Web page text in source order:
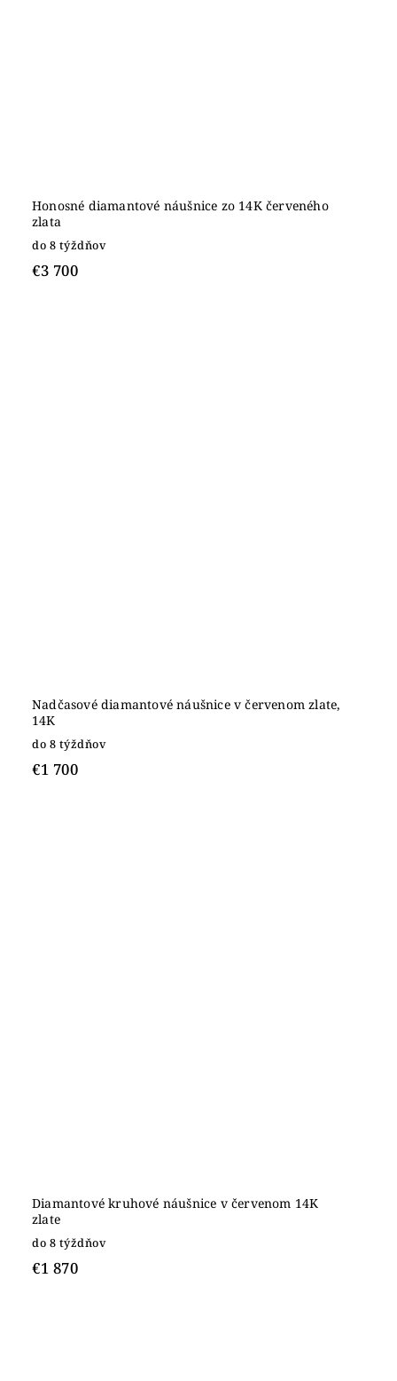
Honosné diamantové náušnice zo 14K červeného
zlata
do 8 týždňov
€3 700
Nadčasové diamantové náušnice v červenom zlate,
14K
do 8 týždňov
€1 700
Diamantové kruhové náušnice v červenom 14K
zlate
do 8 týždňov
€1 870